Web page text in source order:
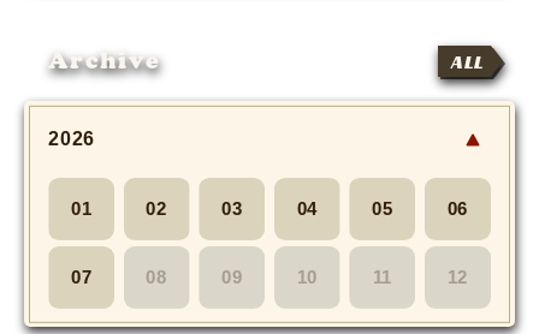
Archive ALL
2026
01 02 03 04 05 06
07 08 09 10 11 12
We Spy!
SPECIAL
#Throwback
MOVIE
Monostagram